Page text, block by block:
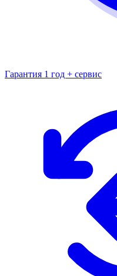
Гарантия 1 год + сервис